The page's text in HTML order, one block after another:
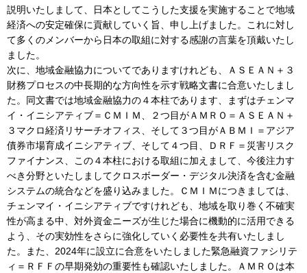
説明いたしまして、日本としてこうした支援を実施することで地域
経済への安定確保に貢献していく旨、申し上げました。これに対し
て多くのメンバーから日本の取組に対する感謝の言葉を頂戴いたし
ました。
次に、地域金融協力についてでありますけれども、ＡＳＥＡＮ＋３
財務プロセスの中長期的な方向性を示す戦略文書に合意いたしまし
た。同文書では地域金融協力の４本柱であります、まずはチェンマ
イ・イニシアティブ＝ＣＭＩＭ、２つ目がＡＭＲＯ＝ＡＳＥＡＮ＋
３マクロ経済リサーチオフィス、そして３つ目がＡＢＭＩ＝アジア
債券市場育成イニシアティブ、そして４つ目、ＤＲＦ＝災害リスク
ファイナンス、この４本柱における取組に加えまして、今後注力す
べき分野といたしましてクロスボーダー・デジタル決済を含む金融
システムの統合などを盛り込みました。ＣＭＩＭにつきましては、
チェンマイ・イニシアティブですけれども、地域を取り巻く不確実
性が高まる中、対外資金ニーズが生じた場合に機動的に活用できる
よう、その実効性をさらに強化していく必要性を共有いたしまし
た。また、2024年に設立に合意をいたしました緊急融資ファシリテ
ィ＝ＲＦＦの早期発効の重要性も確認いたしました。ＡＭＲＯは本